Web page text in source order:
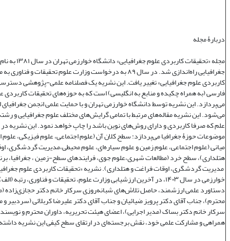
دربارۀ مجله
مجله «تحقیقات کاربردی
جغرافیایی راه‌اندازی شد. در سال ۸۹ به درخواست وزارت علوم تحقیقات و
کاربردی علوم جغرافیایی» تغییر یافت. این نشریه یک فصلنامه علمی‌-پژوهشی
فارسی (به همراه چکیده و منابع به انگلیسی) است که به حوزه‌های تحقیقات کاربردی
می‌پردازد. این نشریه توسط دانشگاه خوارزمی تهران و با حمایت علمی انجمن جغرافیای
می‌شود. این نشریه مقاله‌های مرتبط با تمامی گرایش‌های مختلف علوم جغرافیایی و
علم که صرفا کاربردی و دارای روش‌های نوین باشد را چاپ خواهد نمود. این نشریه
موضوعات حوزۀ جغرافیا می‌پردازد: سطح کلان آن (علوم اجتماعی، علوم فیزیکی،
میانی (علوم اجتماعی، علوم زمین و علوم سیاره‌ای، علوم محیطی،مدیریت گردشگری،
هتلداری)، سطح خرد (مطالعات شهری،علوم جوی، فرایندهای سطح-زمین ، جغرافیا،
مدیریت گردشگری، اوقات فراغت و هتلداری). نشریه «تحقیقات کاربردی علوم
خوارزمی در سال ۱۴۰۳، در آخرین ارزشیابی وزارت علوم، تحقیقات و فناوری،
دستاورد علمی ارزشمند، حاصل تلاش‌های شبانه‌روزی سرکار خانم دکتر حجازی‌زاده
محترم)، جناب آقای دکتر پرویز ضیائیان و جناب آقای دکتر علیرضا کربلائی (سردبیر
سرکار خانم دکتر بساک (مدیر اجرایی)، اعضای هیئت تحریریه، داوران محترم و
همراهی و مشارکت علمی خود، نقش برجسته‌ای در ارتقای سطح کیفی این نشریه